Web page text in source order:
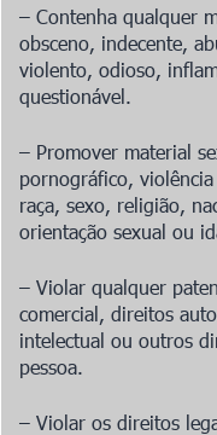
– Contenha qualquer
obsceno, indecente,
violento, odioso,
questionável.
– Promover material
pornográfico,
raça, sexo, religião,
orientação sexual ou
– Violar qualquer
comercial, direitos
intelectual ou outros
pessoa.
– Violar os direitos